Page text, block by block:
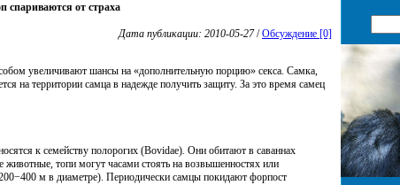
спариваются от страха
Дата публикации: 2010-05-27/Обсуждение [0]
увеличивают шансы на «дополнительную порцию» секса. Самка,
на территории самца в надежде получить защиту. За это время самец
к семейству полорогих (Bovidae). Они обитают в саваннах
топи могут часами стоять на возвышенностях или
м в диаметре). Периодически самцы покидают форпост